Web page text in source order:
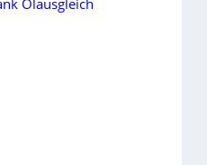
Ölausgleich